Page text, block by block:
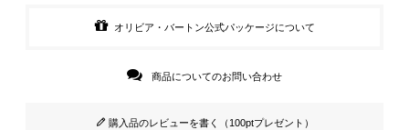
オリビア・バートン公式パッケージについて
商品についてのお問い合わせ
購入品のレビューを書く（100ptプレゼント）